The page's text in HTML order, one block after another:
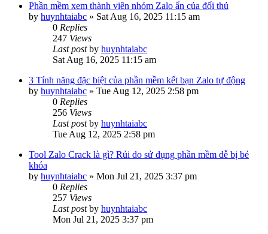
Phần mềm xem thành viên nhóm Zalo ẩn của đối thủ
by huynhtaiabc » Sat Aug 16, 2025 11:15 am
0 Replies
247 Views
Last postby huynhtaiabc
Sat Aug 16, 2025 11:15 am
3 Tính năng đặc biệt của phần mềm kết bạn Zalo tự động
by huynhtaiabc » Tue Aug 12, 2025 2:58 pm
0 Replies
256 Views
Last postby huynhtaiabc
Tue Aug 12, 2025 2:58 pm
Tool Zalo Crack là gì? Rủi do sử dụng phần mềm dễ bị bẻ
khóa
by huynhtaiabc » Mon Jul 21, 2025 3:37 pm
0 Replies
257 Views
Last postby huynhtaiabc
Mon Jul 21, 2025 3:37 pm